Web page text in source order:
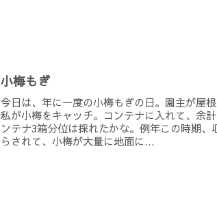
小梅もぎ
今日は、年に一度の小梅もぎの日。園主が屋
私が小梅をキャッチ。コンテナに入れて、余
ンテナ3箱分位は採れたかな。例年この時期
らされて、小梅が大量に地面に...